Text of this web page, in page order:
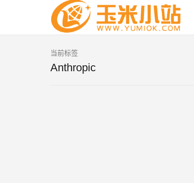
当前标签
Anthropic